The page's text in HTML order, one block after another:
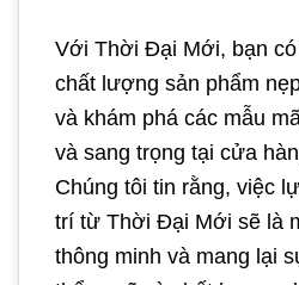
Với Thời Đại Mới, bạn
chất lượng sản phẩm
và khám phá các mẫu
và sang trọng tại cửa
Chúng tôi tin rằng, việc
trí từ Thời Đại Mới sẽ là
thông minh và mang lại